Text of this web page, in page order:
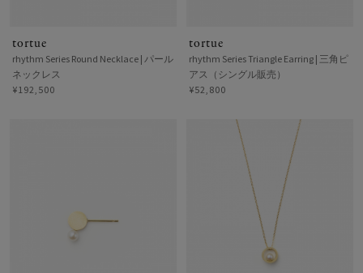
tortue
rhythm Series Round Necklace | パール
ネックレス
¥192,500
tortue
rhythm Series Triangle Earring | 三角ピ
アス（シングル販売）
¥52,800